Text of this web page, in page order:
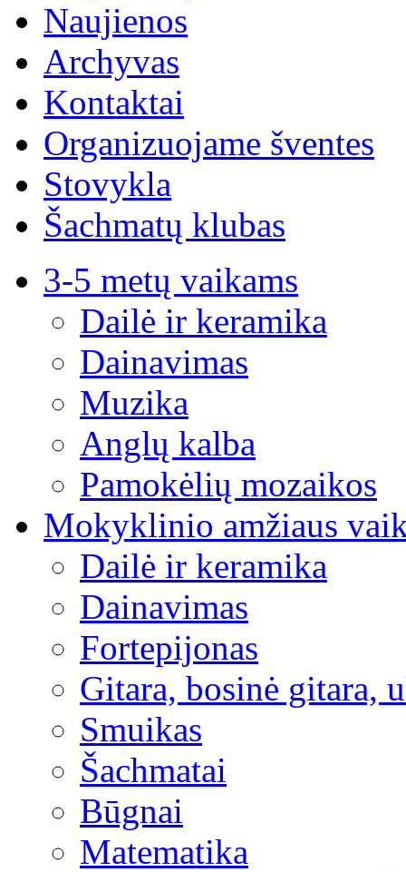
Naujienos
Archyvas
Kontaktai
Organizuojame šventes
Stovykla
Šachmatų klubas
3-5 metų vaikams
Dailė ir keramika
Dainavimas
Muzika
Anglų kalba
Pamokėlių mozaikos
Mokyklinio amžiaus
Dailė ir keramika
Dainavimas
Fortepijonas
Gitara, bosinė gitara,
Smuikas
Šachmatai
Būgnai
Matematika